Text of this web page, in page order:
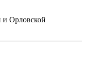
и Орловской